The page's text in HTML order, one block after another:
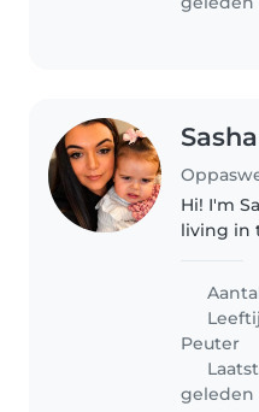
Sasha
Hi! I'm
living in
after
Peuter
geleden